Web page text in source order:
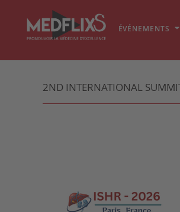
ÉVÉNEMENTS
2ND INTERNATIONAL